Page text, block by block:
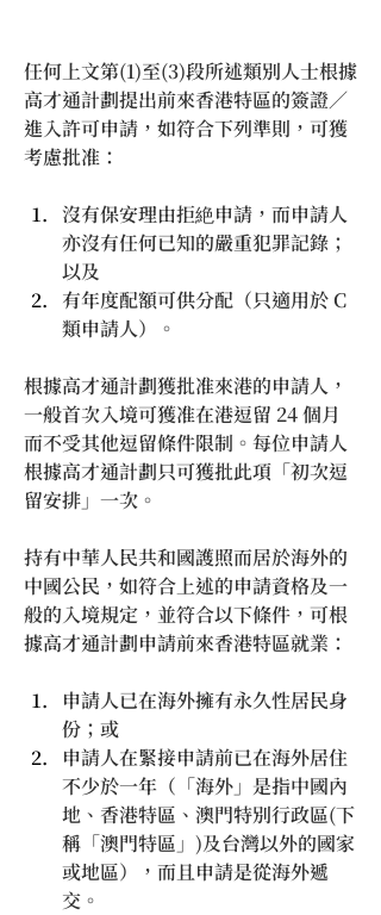
任何上文第(1)至(3)段所述類別人士根據
高才通計劃提出前來香港特區的簽證／
進入許可申請，如符合下列準則，可獲
考慮批准：
沒有保安理由拒絶申請，而申請人
亦沒有任何已知的嚴重犯罪記錄；
以及
有年度配額可供分配（只適用於 C
類申請人）。
根據高才通計劃獲批准來港的申請人，
一般首次入境可獲准在港逗留 24 個月
而不受其他逗留條件限制。每位申請人
根據高才通計劃只可獲批此項「初次逗
留安排」一次。
持有中華人民共和國護照而居於海外的
中國公民，如符合上述的申請資格及一
般的入境規定，並符合以下條件，可根
據高才通計劃申請前來香港特區就業：
申請人已在海外擁有永久性居民身
份；或
申請人在緊接申請前已在海外居住
不少於一年（「海外」是指中國內
地、香港特區、澳門特別行政區(下
稱「澳門特區」)及台灣以外的國家
或地區），而且申請是從海外遞
交。